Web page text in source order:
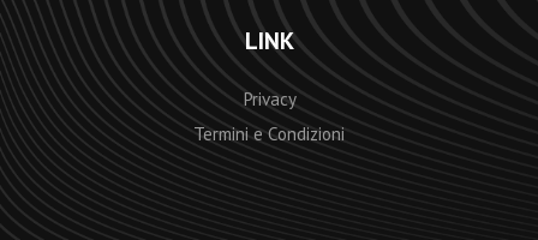
LINK
Privacy
Termini e Condizioni